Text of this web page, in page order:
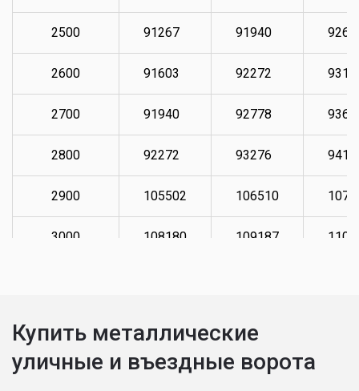
2500 91267 91940
2600 91603 92272
2700 91940 92778
2800 92272 93276
2900 105502 106510
3000 108180 109187
3300 114878 115884
Купить металлические
уличные и въездные ворота